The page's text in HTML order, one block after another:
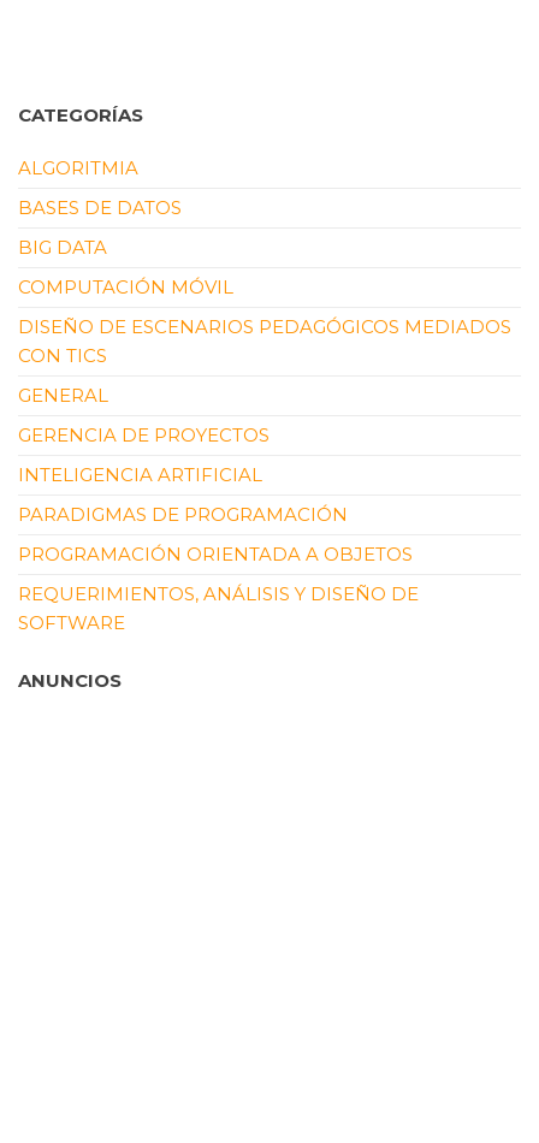
CATEGORÍAS
ALGORITMIA
BASES DE DATOS
BIG DATA
COMPUTACIÓN MÓVIL
DISEÑO DE ESCENARIOS PEDAGÓGICOS MEDIADOS
CON TICS
GENERAL
GERENCIA DE PROYECTOS
INTELIGENCIA ARTIFICIAL
PARADIGMAS DE PROGRAMACIÓN
PROGRAMACIÓN ORIENTADA A OBJETOS
REQUERIMIENTOS, ANÁLISIS Y DISEÑO DE
SOFTWARE
ANUNCIOS